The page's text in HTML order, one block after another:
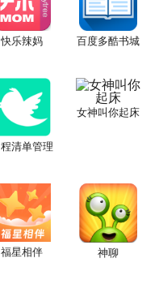
快乐辣妈 百度多酷书城
清单管理
女神叫你起床
福星相伴 神聊